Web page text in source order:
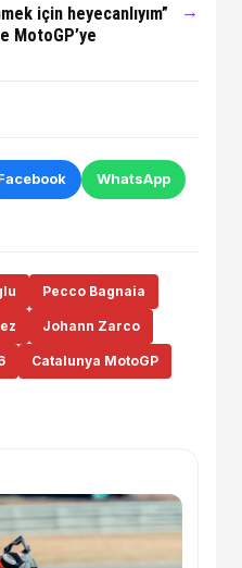
için heyecanlıyım”
MotoGP’ye
→
WhatsApp
Pecco Bagnaia
Johann Zarco
Catalunya MotoGP